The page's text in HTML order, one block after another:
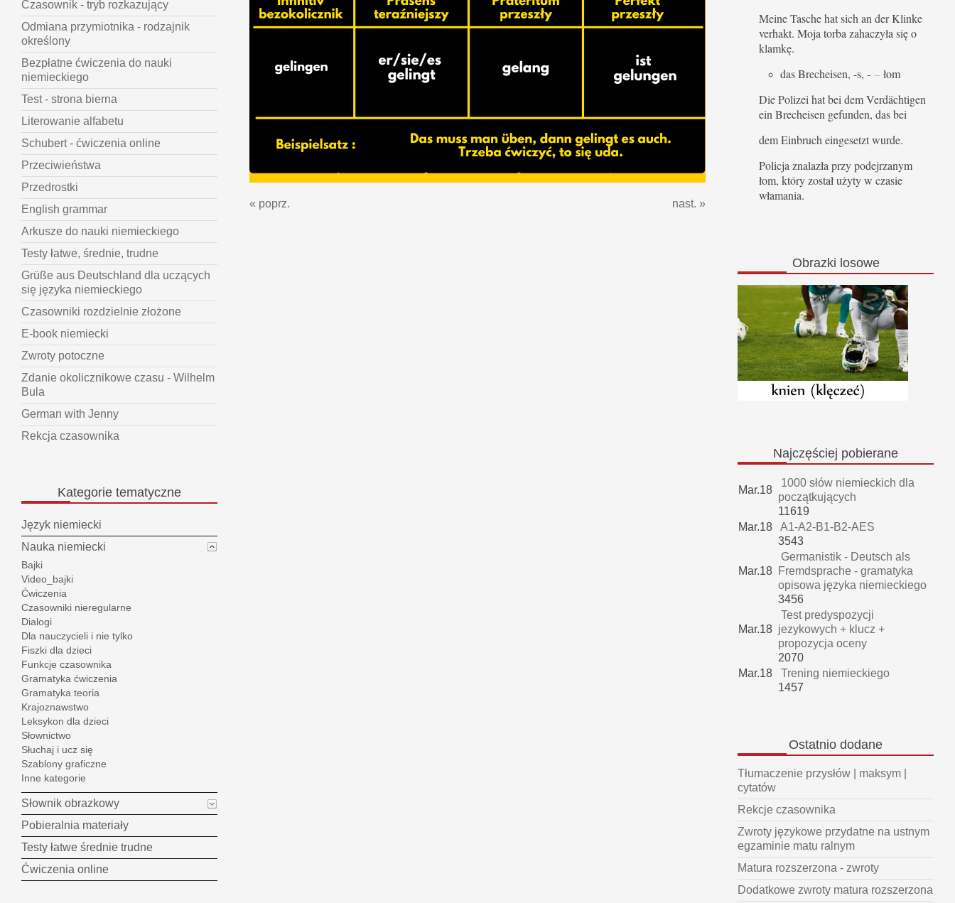
« poprz. nast. »
Czasownik - tryb rozkazujący
Odmiana przymiotnika - rodzajnik
określony
Bezpłatne ćwiczenia do nauki
niemieckiego
Test - strona bierna
Literowanie alfabetu
Schubert - ćwiczenia online
Przeciwieństwa
Przedrostki
English grammar
Arkusze do nauki niemieckiego
Testy łatwe, średnie, trudne
Grüße aus Deutschland dla uczących
się języka niemieckiego
Czasowniki rozdzielnie złożone
E-book niemiecki
Zwroty potoczne
Zdanie okolicznikowe czasu - Wilhelm
Bula
German with Jenny
Rekcja czasownika
Kategorie tematyczne
Język niemiecki
Nauka niemiecki
Bajki
Video_bajki
Ćwiczenia
Czasowniki nieregularne
Dialogi
Dla nauczycieli i nie tylko
Fiszki dla dzieci
Funkcje czasownika
Gramatyka ćwiczenia
Gramatyka teoria
Krajoznawstwo
Leksykon dla dzieci
Słownictwo
Słuchaj i ucz się
Szablony graficzne
Inne kategorie
Słownik obrazkowy
Pobieralnia materiały
Testy łatwe średnie trudne
Ćwiczenia online
Meine Tasche hat sich an der Klinke
verhakt. Moja torba zahaczyła się o
klamkę.
das Brecheisen, -s, - – łom
Die Polizei hat bei dem Verdächtigen
ein Brecheisen gefunden, das bei
dem Einbruch eingesetzt wurde.
Policja znalazła przy podejrzanym
łom, który został użyty w czasie
włamania.
Obrazki losowe
Najczęściej pobierane
Mar.18
1000 słów niemieckich dla
początkujących
11619
Mar.18
A1-A2-B1-B2-AES
3543
Mar.18
Germanistik - Deutsch als
Fremdsprache - gramatyka
opisowa języka niemieckiego
3456
Mar.18
Test predyspozycji
jezykowych + klucz +
propozycja oceny
2070
Mar.18
Trening niemieckiego
1457
Ostatnio dodane
Tłumaczenie przysłów | maksym |
cytatów
Rekcje czasownika
Zwroty językowe przydatne na ustnym
egzaminie matu ralnym
Matura rozszerzona - zwroty
Dodatkowe zwroty matura rozszerzona